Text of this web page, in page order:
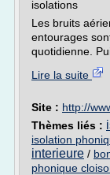
isolations
Les bruits
entourages
quotidienne.
Lire la suite
Site : http://
Thèmes liés :
isolation
interieure /
phonique